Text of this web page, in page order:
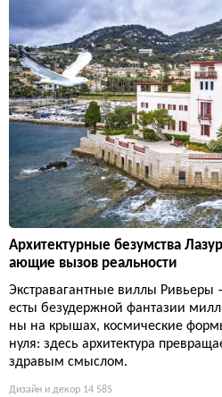
Архитектурные безумства
ающие вызов реальности
Экстравагантные виллы
есты безудержной фантазии
ны на крышах, космические
нуля: здесь архитектура
здравым смыслом.
Дизайн и декор 14 585